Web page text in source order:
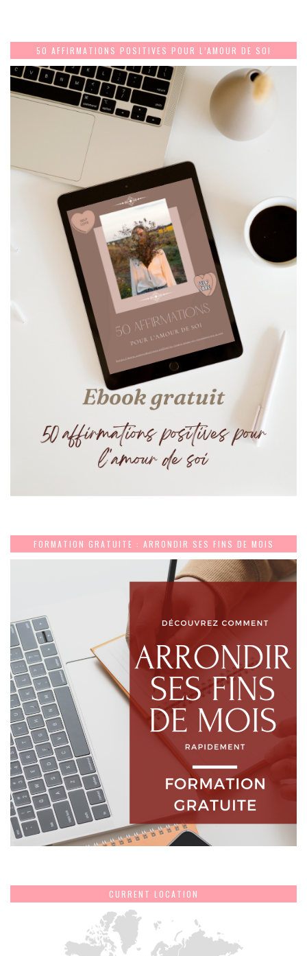
50 AFFIRMATIONS POSITIVES POUR L’AMOUR DE SOI
FORMATION GRATUITE : ARRONDIR SES FINS DE MOIS
CURRENT LOCATION